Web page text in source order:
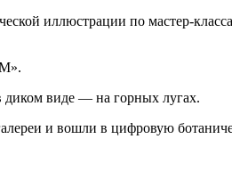
иллюстрации по мастер-
М».
диком виде — на горных лугах.
и вошли в цифровую